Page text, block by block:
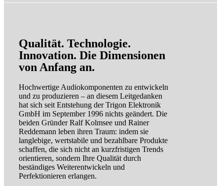
Qualität. Technologie.
Innovation. Die Dimensionen
von Anfang an.
Hochwertige Audiokomponenten zu entwickeln
und zu produzieren – an diesem Leitgedanken
hat sich seit Entstehung der Trigon Elektronik
GmbH im September 1996 nichts geändert. Die
beiden Gründer Ralf Kolmsee und Rainer
Reddemann leben ihren Traum: indem sie
langlebige, wertstabile und bezahlbare Produkte
schaffen, die sich nicht an kurzfristigen Trends
orientieren, sondern Ihre Qualität durch
beständiges Weiterentwickeln und
Perfektionieren erlangen.